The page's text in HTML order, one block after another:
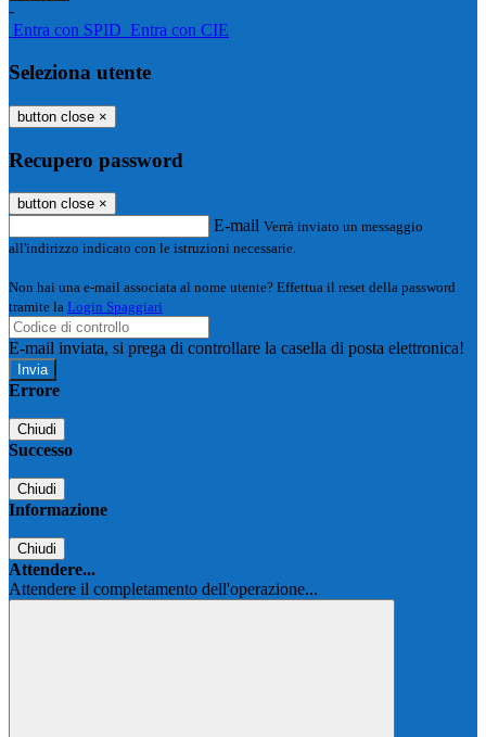
-
Entra con SPID Entra con CIE
Seleziona utente
button close ×
Recupero password
button close ×
E-mail Verrà inviato un messaggio
all'indirizzo indicato con le istruzioni necessarie.
Non hai una e-mail associata al nome utente? Effettua il reset della password
tramite la Login Spaggiari
E-mail inviata, si prega di controllare la casella di posta elettronica!
Errore
Chiudi
Successo
Chiudi
Informazione
Chiudi
Attendere...
Attendere il completamento dell'operazione...